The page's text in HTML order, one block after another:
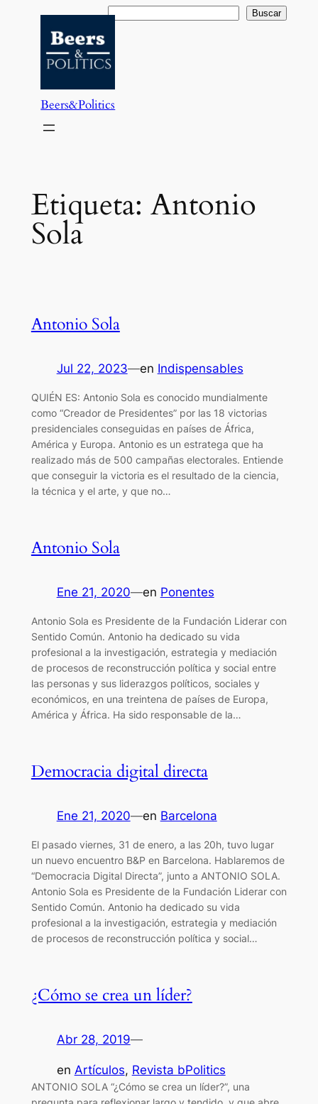
contenido
Buscar Buscar
Beers&Politics
Etiqueta: Antonio
Sola
Antonio Sola
Jul 22, 2023—en Indispensables
QUIÉN ES: Antonio Sola es conocido mundialmente
como “Creador de Presidentes” por las 18 victorias
presidenciales conseguidas en países de África,
América y Europa. Antonio es un estratega que ha
realizado más de 500 campañas electorales. Entiende
que conseguir la victoria es el resultado de la ciencia,
la técnica y el arte, y que no…
Antonio Sola
Ene 21, 2020—en Ponentes
Antonio Sola es Presidente de la Fundación Liderar con
Sentido Común. Antonio ha dedicado su vida
profesional a la investigación, estrategia y mediación
de procesos de reconstrucción política y social entre
las personas y sus liderazgos políticos, sociales y
económicos, en una treintena de países de Europa,
América y África. Ha sido responsable de la…
Democracia digital directa
Ene 21, 2020—en Barcelona
El pasado viernes, 31 de enero, a las 20h, tuvo lugar
un nuevo encuentro B&P en Barcelona. Hablaremos de
“Democracia Digital Directa”, junto a ANTONIO SOLA.
Antonio Sola es Presidente de la Fundación Liderar con
Sentido Común. Antonio ha dedicado su vida
profesional a la investigación, estrategia y mediación
de procesos de reconstrucción política y social…
¿Cómo se crea un líder?
Abr 28, 2019—
en Artículos, Revista bPolitics
ANTONIO SOLA “¿Cómo se crea un líder?”, una